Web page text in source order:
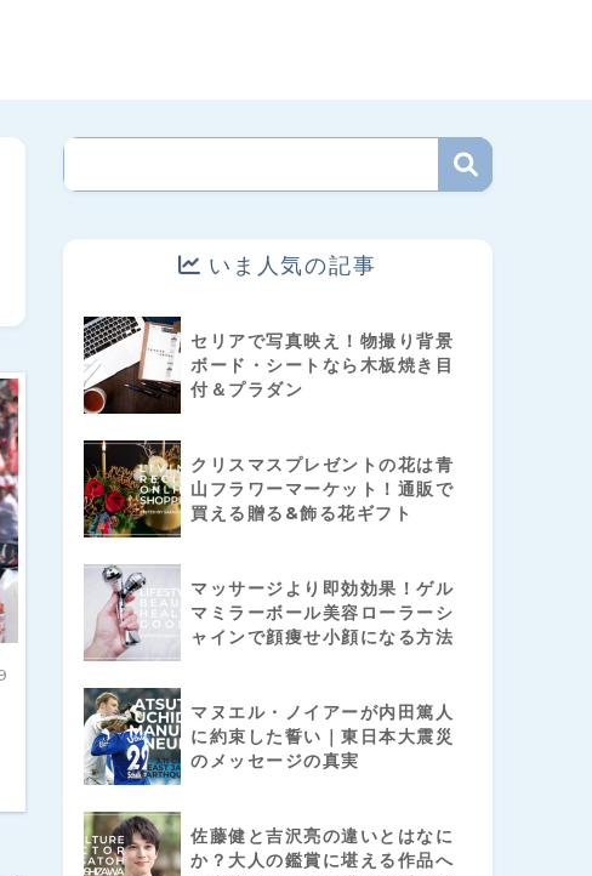
いま人気の記事
セリアで写真映え！物撮り背景
ボード・シートなら木板焼き目
付＆プラダン
クリスマスプレゼントの花は青
山フラワーマーケット！通販で
買える贈る&飾る花ギフト
マッサージより即効効果！ゲル
マミラーボール美容ローラーシ
ャインで顔痩せ小顔になる方法
マヌエル・ノイアーが内田篤人
に約束した誓い｜東日本大震災
のメッセージの真実
佐藤健と吉沢亮の違いとはなに
か？大人の鑑賞に堪える作品へ